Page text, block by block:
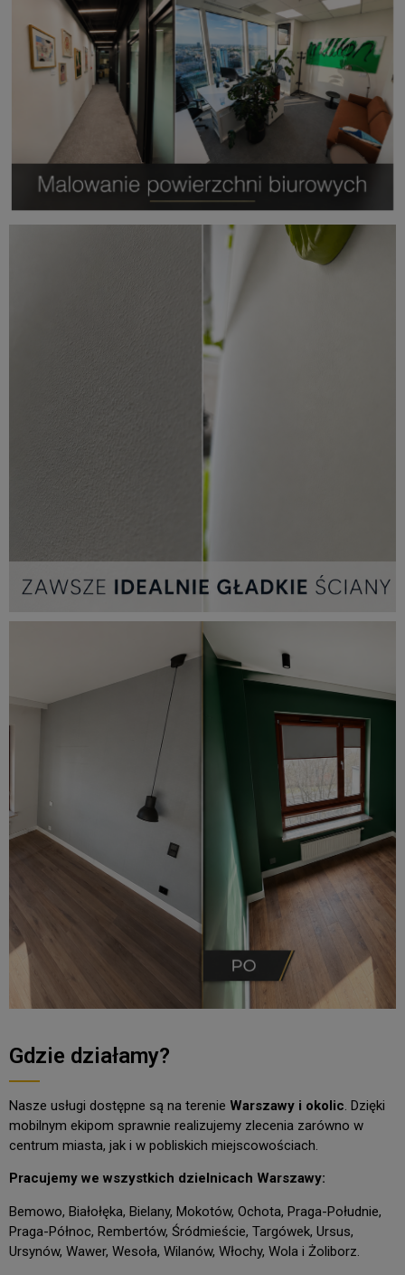
Gdzie działamy?
Nasze usługi dostępne są na terenie Warszawy i okolic. Dzięki
mobilnym ekipom sprawnie realizujemy zlecenia zarówno w
centrum miasta, jak i w pobliskich miejscowościach.
Pracujemy we wszystkich dzielnicach Warszawy:
Bemowo, Białołęka, Bielany, Mokotów, Ochota, Praga-Południe,
Praga-Północ, Rembertów, Śródmieście, Targówek, Ursus,
Ursynów, Wawer, Wesoła, Wilanów, Włochy, Wola i Żoliborz.